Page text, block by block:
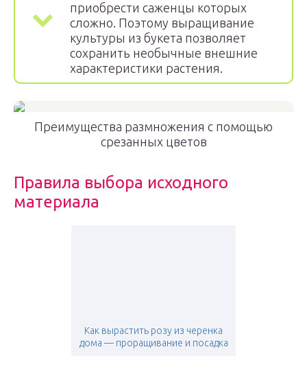
приобрести саженцы которых
сложно. Поэтому выращивание
культуры из букета позволяет
сохранить необычные внешние
характеристики растения.
Преимущества размножения с помощью
срезанных цветов
Правила выбора исходного
материала
Как вырастить розу из черенка
дома — проращивание и посадка